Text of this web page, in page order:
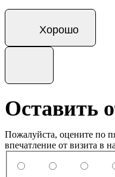
Хорошо
Оставить
Пожалуйста, оцените по
впечатление от визита в